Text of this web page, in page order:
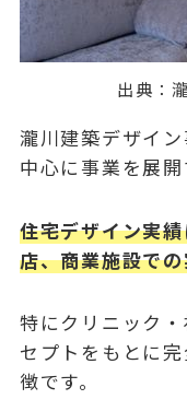
出典：
瀧川建築デザイ
中心に事業を展開
住宅デザイン実
店、商業施設で
特にクリニック
セプトをもとに
徴です。